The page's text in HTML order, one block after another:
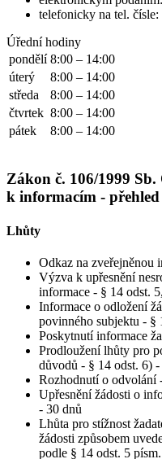
telefonicky na tel.
Úřední hodiny
pondělí 8:00 – 14:00
úterý
8:00 – 14:00
středa
8:00 – 14:00
čtvrtek 8:00 – 14:00
pátek
8:00 – 14:00
Zákon č. 106/1999
k informacím -
Lhůty
Odkaz na zveřejněnou
Výzva k upřesnění
informace - § 14 odst.
Informace o odložení
povinného subjektu - §
Poskytnutí informace
Prodloužení lhůty pro
důvodů - § 14 odst. 6) -
Rozhodnutí o odvolání
Upřesnění žádosti o
- 30 dnů
Lhůta pro stížnost
žádosti způsobem
podle § 14 odst. 5